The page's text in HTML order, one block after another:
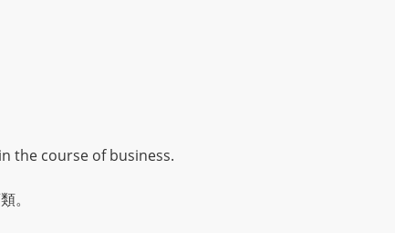
the course of business.
。